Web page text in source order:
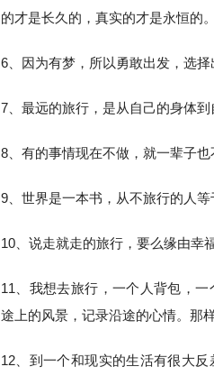
的才是长久的，真实的才是永恒的。
6、因为有梦，所以勇敢出发，选择
7、最远的旅行，是从自己的身体
8、有的事情现在不做，就一辈子
9、世界是一本书，从不旅行的人等
10、说走就走的旅行，要么缘由幸
11、我想去旅行，一个人背包，
途上的风景，记录沿途的心情。那
12、到一个和现实的生活有很大